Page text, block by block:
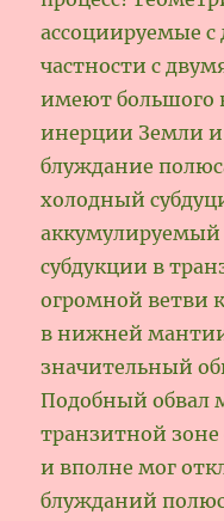
ассоциируемые
частности с
имеют большого
инерции Земли
блуждание
холодный
субдукции в
огромной ветви
в нижней
значительный
Подобный обвал
транзитной зоне
и вполне мог
блужданий